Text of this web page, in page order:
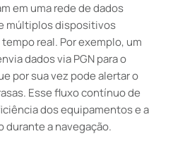
em uma rede de dados
múltiplos dispositivos
real. Por exemplo, um
dados via PGN para o
por sua vez pode alertar o
Esse fluxo contínuo de
dos equipamentos e a
durante a navegação.